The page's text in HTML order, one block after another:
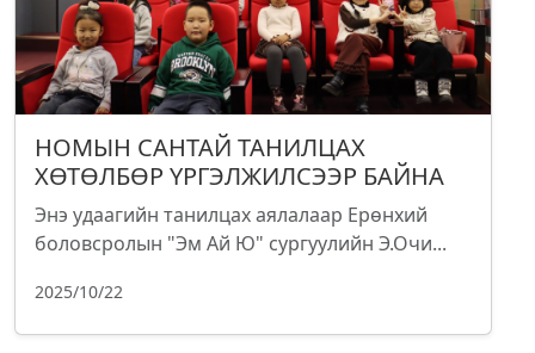
НОМЫН САНТАЙ ТАНИЛЦАХ
ХӨТӨЛБӨР ҮРГЭЛЖИЛСЭЭР БАЙНА
Энэ удаагийн танилцах аялалаар Ерөнхий
боловсролын "Эм Ай Ю" сургуулийн Э.Очи...
2025/10/22